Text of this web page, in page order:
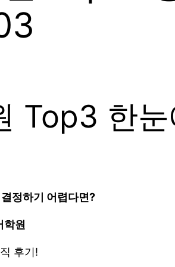
Top3 한
정하기 어렵다면?
학원
후기!